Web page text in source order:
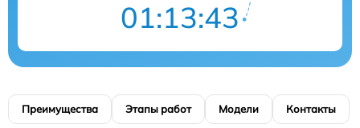
01:13:42
Преимущества Этапы работ Модели Контакты